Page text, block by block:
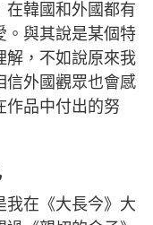
在韓國和外國都有
。與其說是某個特
解，不如說原來我
信外國觀眾也會感
作品中付出的努
我在《大長今》大